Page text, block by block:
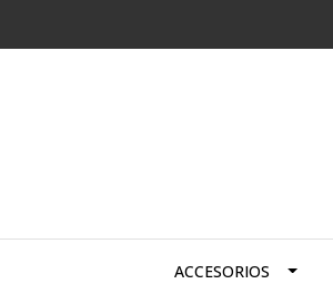
ACCESORIOS